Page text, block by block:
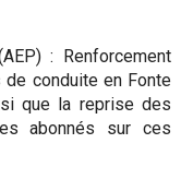
: Renforcement
conduite en Fonte
que la reprise des
abonnés sur ces